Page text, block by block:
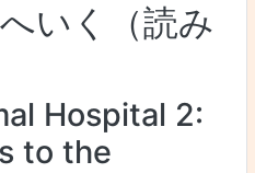
いく（読み
Hospital 2:
to the